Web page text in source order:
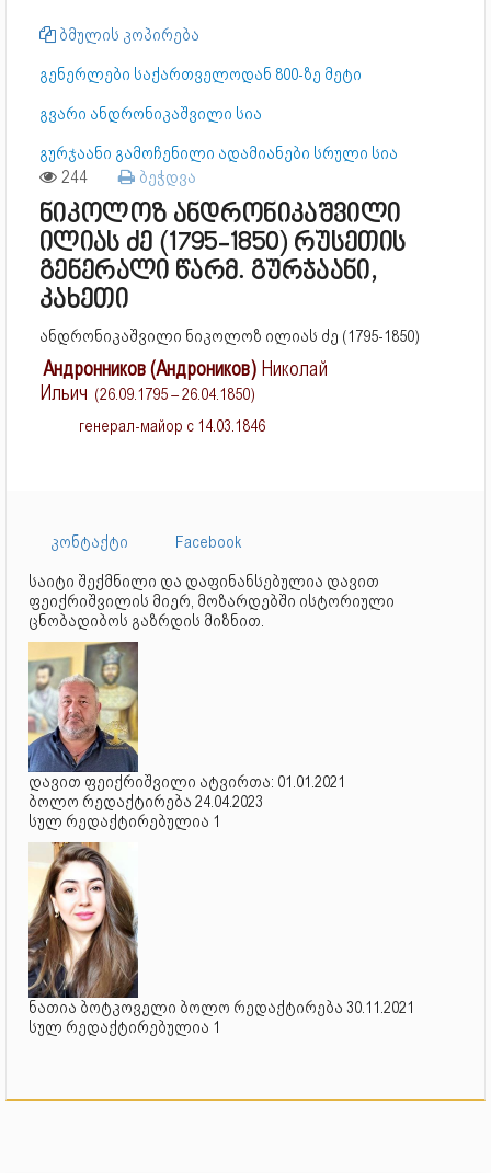
ბმულის კოპირება
გენერლები საქართველოდან 800-ზე მეტი
გვარი ანდრონიკაშვილი სია
გურჯაანი გამოჩენილი ადამიანები სრული სია
244 ბეჭდვა
ნიკოლოზ ანდრონიკაშვილი
ილიას ძე (1795-1850) რუსეთის
გენერალი წარმ. გურჯაანი,
კახეთი
ანდრონიკაშვილი ნიკოლოზ ილიას ძე (1795-1850)
Андронников (Андроников) Николай
Ильич (26.09.1795 – 26.04.1850)
генерал-майор с 14.03.1846
კონტაქტი
Facebook
საიტი შექმნილი და დაფინანსებულია დავით
ფეიქრიშვილის მიერ, მოზარდებში ისტორიული
ცნობადიბოს გაზრდის მიზნით.
დავით ფეიქრიშვილი ატვირთა: 01.01.2021
ბოლო რედაქტირება 24.04.2023
სულ რედაქტირებულია 1
ნათია ბოტკოველი ბოლო რედაქტირება 30.11.2021
სულ რედაქტირებულია 1